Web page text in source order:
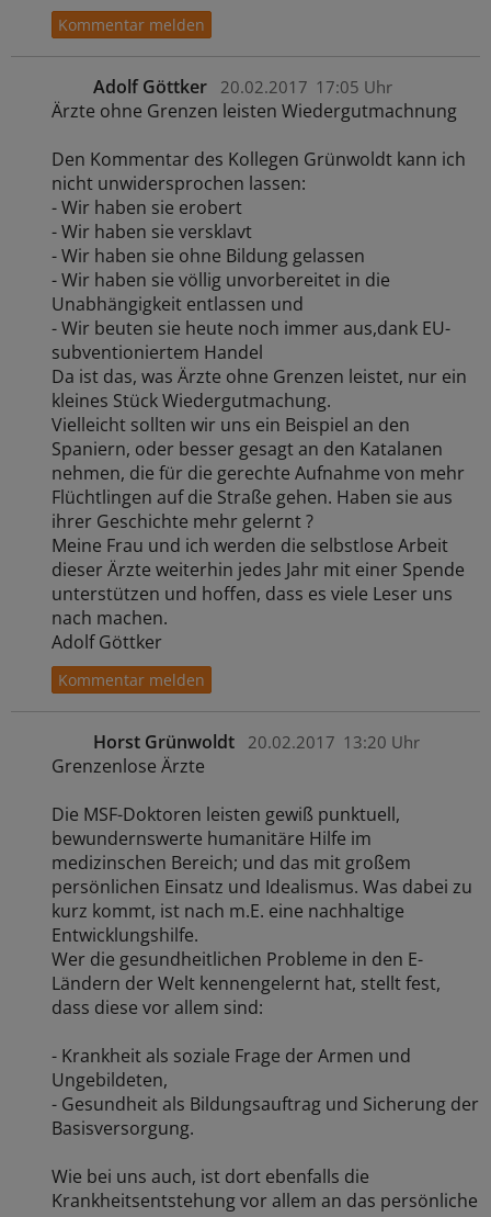
Adolf Göttker 20.02.2017 17:05 Uhr
Ärzte ohne Grenzen leisten Wiedergutmachnung
Den Kommentar des Kollegen Grünwoldt kann ich
nicht unwidersprochen lassen:
- Wir haben sie erobert
- Wir haben sie versklavt
- Wir haben sie ohne Bildung gelassen
- Wir haben sie völlig unvorbereitet in die
Unabhängigkeit entlassen und
- Wir beuten sie heute noch immer aus,dank EU-
subventioniertem Handel
Da ist das, was Ärzte ohne Grenzen leistet, nur ein
kleines Stück Wiedergutmachung.
Vielleicht sollten wir uns ein Beispiel an den
Spaniern, oder besser gesagt an den Katalanen
nehmen, die für die gerechte Aufnahme von mehr
Flüchtlingen auf die Straße gehen. Haben sie aus
ihrer Geschichte mehr gelernt ?
Meine Frau und ich werden die selbstlose Arbeit
dieser Ärzte weiterhin jedes Jahr mit einer Spende
unterstützen und hoffen, dass es viele Leser uns
nach machen.
Adolf Göttker
Horst Grünwoldt 20.02.2017 13:20 Uhr
Grenzenlose Ärzte
Die MSF-Doktoren leisten gewiß punktuell,
bewundernswerte humanitäre Hilfe im
medizinschen Bereich; und das mit großem
persönlichen Einsatz und Idealismus. Was dabei zu
kurz kommt, ist nach m.E. eine nachhaltige
Entwicklungshilfe.
Wer die gesundheitlichen Probleme in den E-
Ländern der Welt kennengelernt hat, stellt fest,
dass diese vor allem sind:
- Krankheit als soziale Frage der Armen und
Ungebildeten,
- Gesundheit als Bildungsauftrag und Sicherung der
Basisversorgung.
Wie bei uns auch, ist dort ebenfalls die
Krankheitsentstehung vor allem an das persönliche